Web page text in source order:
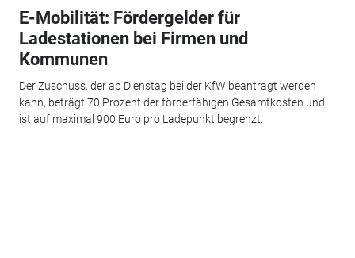
E-Mobilität: Fördergelder für
Ladestationen bei Firmen und
Kommunen
Der Zuschuss, der ab Dienstag bei der KfW beantragt werden
kann, beträgt 70 Prozent der förderfähigen Gesamtkosten und
ist auf maximal 900 Euro pro Ladepunkt begrenzt.